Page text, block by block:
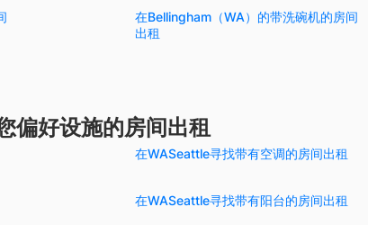
在Bellingham（WA）的带洗碗机的房间
出租
偏好设施的房间出租
在WASeattle寻找带有空调的房间出租
在WASeattle寻找带有阳台的房间出租